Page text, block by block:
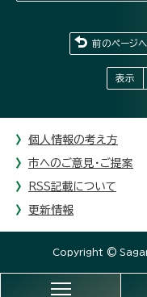
前のページ
表示
個人情報の考え方
市へのご意見・ご提案
RSS記載について
更新情報
Copyright ©